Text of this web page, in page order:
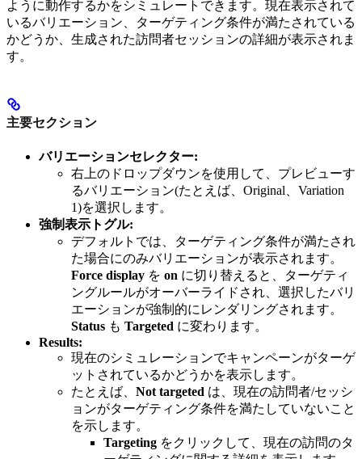
ように動作するかをシミュレートできます。現在表示されて
いるバリエーション、ターゲティング条件が満たされている
かどうか、生成された訪問者セッションの詳細が表示されま
す。
主要セクション
バリエーションセレクター:
右上のドロップダウンを使用して、プレビューす
るバリエーション(たとえば、Original、Variation
1)を選択します。
強制表示トグル:
デフォルトでは、ターゲティング条件が満たされ
た場合にのみバリエーションが表示されます。
Force display を on に切り替えると、ターゲティ
ングルールがオーバーライドされ、選択したバリ
エーションが強制的にレンダリングされます。
Status も Targeted に変わります。
Results:
現在のシミュレーションでキャンペーンがターゲ
ットされているかどうかを表示します。
たとえば、 Not targeted は、現在の訪問者/セッシ
ョンがターゲティング条件を満たしていないこと
を示します。
Targeting をクリックして、現在の訪問のタ